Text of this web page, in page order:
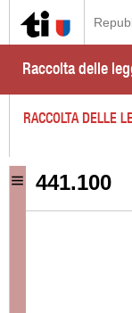
Raccolta delle
RACCOLTA DELLE
441.100